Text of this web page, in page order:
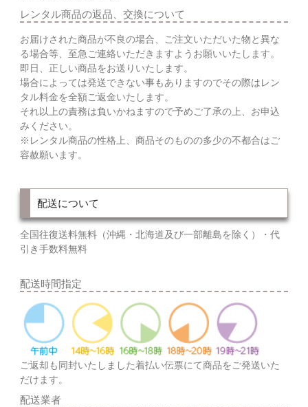
レンタル商品の返品、交換について
お届けされた商品が不良の場合、ご注文いただいた物と異な
る場合等、至急ご連絡いただきますようお願いいたします。
即日、正しい商品をお送りいたします。
場合によっては発送できない事もありますのでその際はレン
タル料金を全額ご返金いたします。
それ以上の責務は負いかねますので予めご了承の上、お申込
みください。
※レンタル商品の性格上、商品そのものの多少の不都合はご
容赦願います。
配送について
全国往復送料無料（沖縄・北海道及び一部離島を除く）・代
引き手数料無料
配送時間指定
ご返却も同封いたしました着払い伝票にて商品をご発送いた
だけます。
配送業者